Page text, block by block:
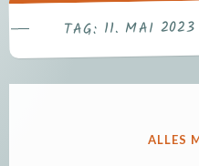
TAG: 11. MAI 2023
ALLES